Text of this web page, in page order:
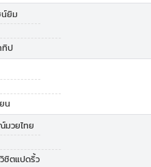
ยิม
ทิป
น
มวยไทย
ชิตแปดริ้ว